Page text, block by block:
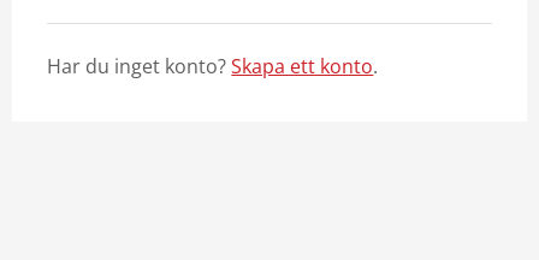
Har du inget konto?Skapa ett konto.